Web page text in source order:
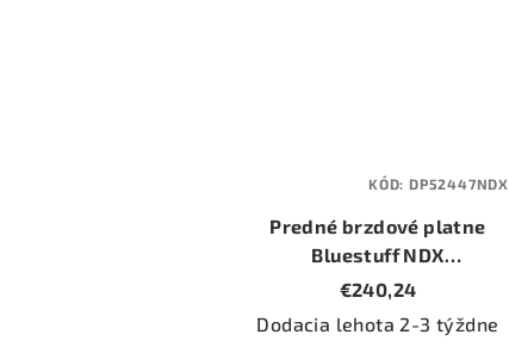
Predné brzdové platne
Bluestuff NDX
(DP52447NDX)
€240,24
Dodacia lehota 2-3 týždne
KÓD: DP52447NDX